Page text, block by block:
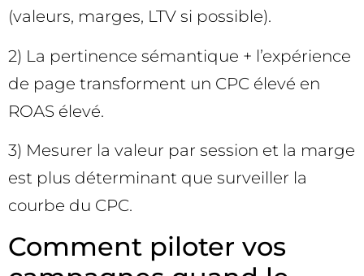
(valeurs, marges, LTV si possible).
2) La pertinence sémantique + l’expérience
de page transforment un CPC élevé en
ROAS élevé.
3) Mesurer la valeur par session et la marge
est plus déterminant que surveiller la
courbe du CPC.
Comment piloter vos